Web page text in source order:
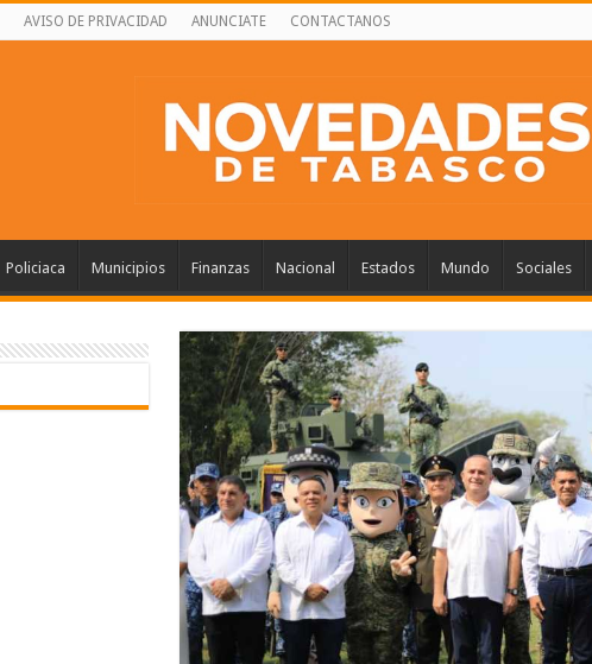
AVISO DE PRIVACIDAD ANUNCIATE CONTACTANOS
Policiaca Municipios Finanzas Nacional Estados Mundo Sociales